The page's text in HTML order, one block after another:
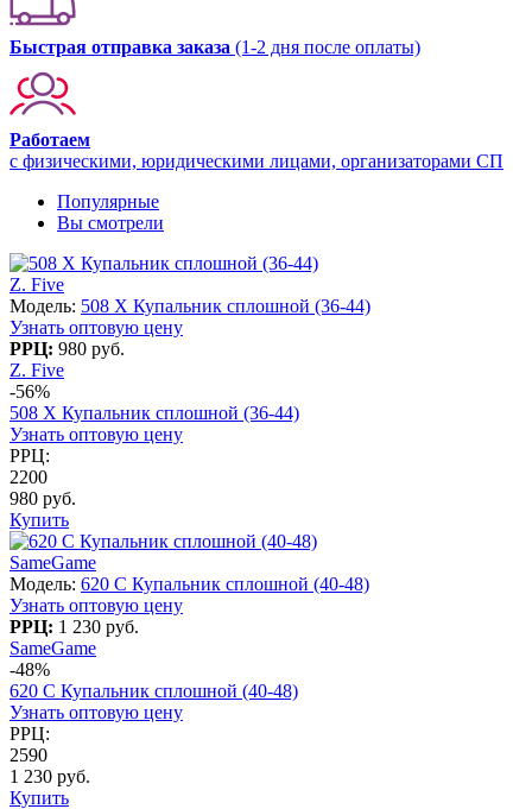
Быстрая отправка заказа (1-2 дня после оплаты)
Работаем
с физическими, юридическими лицами, организаторами СП
Популярные
Вы смотрели
Z. Five
Модель: 508 X Купальник сплошной (36-44)
Узнать оптовую цену
РРЦ: 980 руб.
Z. Five
-56%
508 X Купальник сплошной (36-44)
Узнать оптовую цену
РРЦ:
2200
980 руб.
Купить
SameGame
Модель: 620 C Купальник сплошной (40-48)
Узнать оптовую цену
РРЦ: 1 230 руб.
SameGame
-48%
620 C Купальник сплошной (40-48)
Узнать оптовую цену
РРЦ:
2590
1 230 руб.
Купить